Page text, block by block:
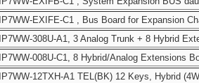
IP7WW-EXIFE-C1 , Bus Board for Expansion
IP7WW-308U-A1, 3 Analog Trunk + 8 Hybrid
IP7WW-008U-C1, 8 Hybrid/Analog Extensions
IP7WW-12TXH-A1 TEL(BK) 12 Keys, Hybrid